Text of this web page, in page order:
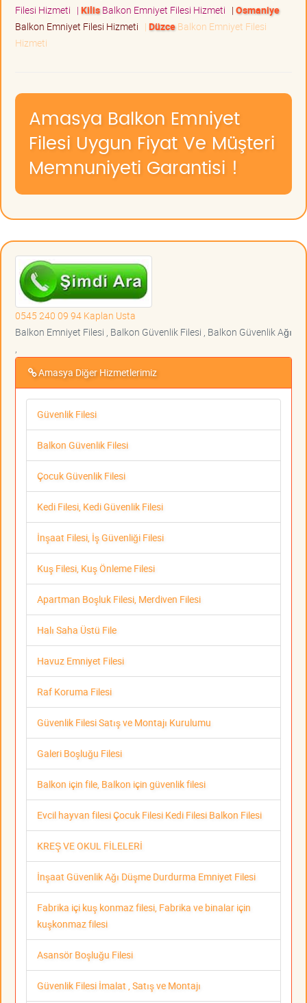
Filesi Hizmeti | KilisBalkon Emniyet Filesi Hizmeti | Osmaniye
Balkon Emniyet Filesi Hizmeti | DüzceBalkon Emniyet Filesi
Hizmeti
Amasya Balkon Emniyet
Filesi Uygun Fiyat Ve Müşteri
Memnuniyeti Garantisi !
0545 240 09 94 Kaplan Usta
Balkon Emniyet Filesi , Balkon Güvenlik Filesi , Balkon Güvenlik Ağı
,
Amasya Diğer Hizmetlerimiz
Güvenlik Filesi
Balkon Güvenlik Filesi
Çocuk Güvenlik Filesi
Kedi Filesi, Kedi Güvenlik Filesi
İnşaat Filesi, İş Güvenliği Filesi
Kuş Filesi, Kuş Önleme Filesi
Apartman Boşluk Filesi, Merdiven Filesi
Halı Saha Üstü File
Havuz Emniyet Filesi
Raf Koruma Filesi
Güvenlik Filesi Satış ve Montajı Kurulumu
Galeri Boşluğu Filesi
Balkon için file, Balkon için güvenlik filesi
Evcil hayvan filesi Çocuk Filesi Kedi Filesi Balkon Filesi
KREŞ VE OKUL FİLELERİ
İnşaat Güvenlik Ağı Düşme Durdurma Emniyet Filesi
Fabrika içi kuş konmaz filesi, Fabrika ve binalar için
kuşkonmaz filesi
Asansör Boşluğu Filesi
Güvenlik Filesi İmalat , Satış ve Montajı